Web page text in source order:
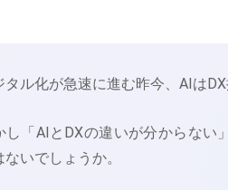
タル化が急速に進む昨今、AIは
し「AIとDXの違いが分からな
ないでしょうか。